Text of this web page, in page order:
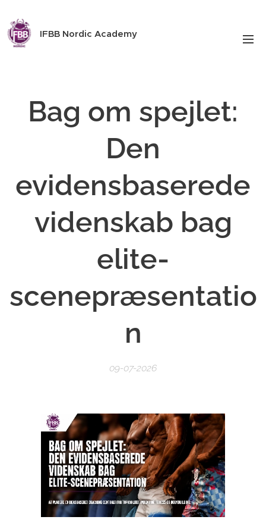
IFBB Nordic Academy
Bag om spejlet:
Den
evidensbaserede
videnskab bag
elite-
scenepræsentatio
n
09-07-2026